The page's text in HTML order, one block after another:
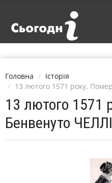
Головна
Історія
13 лютого 1571 року.
13 лютого 1571
Бенвенуто